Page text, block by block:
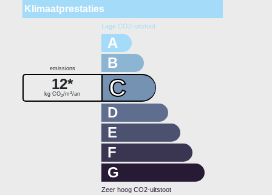
Klimaatprestaties
Lage CO2-uitstoot
A
B
C
emissions
12*
kg CO2/m3/an
D
E
F
G
Zeer hoog CO2-uitstoot